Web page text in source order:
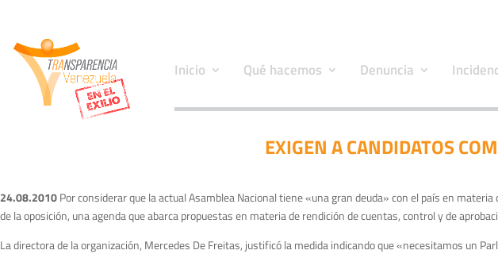
Inicio Qué hacemos Denuncia
EXIGEN A CANDIDATOS
24.08.2010Por considerar que la actual Asamblea Nacional tiene «una gran deuda» con el país en
de la oposición, una agenda que abarca propuestas en materia de rendición de cuentas, control y de
La directora de la organización, Mercedes De Freitas, justificó la medida indicando que «necesitamos un